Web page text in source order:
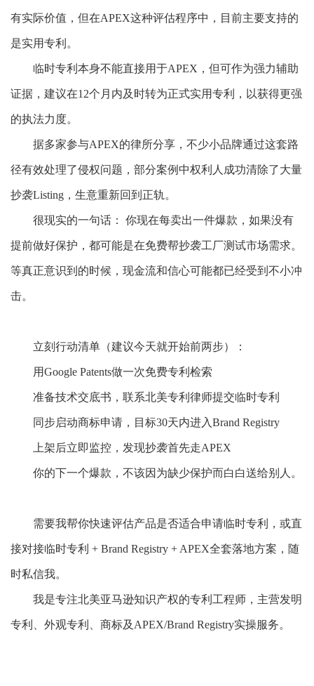
有实际价值，但在APEX这种评估程序中，目前主要支持的
是实用专利。
临时专利本身不能直接用于APEX，但可作为强力辅助
证据，建议在12个月内及时转为正式实用专利，以获得更强
的执法力度。
据多家参与APEX的律所分享，不少小品牌通过这套路
径有效处理了侵权问题，部分案例中权利人成功清除了大量
抄袭Listing，生意重新回到正轨。
很现实的一句话： 你现在每卖出一件爆款，如果没有
提前做好保护，都可能是在免费帮抄袭工厂测试市场需求。
等真正意识到的时候，现金流和信心可能都已经受到不小冲
击。
立刻行动清单（建议今天就开始前两步）：
用Google Patents做一次免费专利检索
准备技术交底书，联系北美专利律师提交临时专利
同步启动商标申请，目标30天内进入Brand Registry
上架后立即监控，发现抄袭首先走APEX
你的下一个爆款，不该因为缺少保护而白白送给别人。
需要我帮你快速评估产品是否适合申请临时专利，或直
接对接临时专利 + Brand Registry + APEX全套落地方案，随
时私信我。
我是专注北美亚马逊知识产权的专利工程师，主营发明
专利、外观专利、商标及 APEX/Brand Registry实操服务。